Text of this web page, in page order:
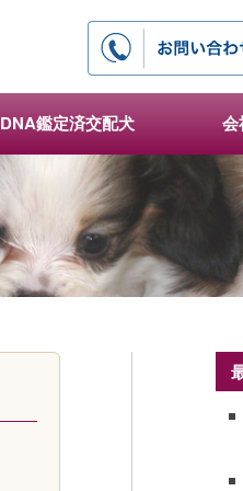
DNA鑑定済交配犬 会